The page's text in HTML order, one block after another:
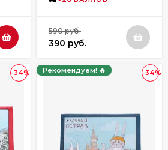
590 руб.
390 руб.
-34% -34%
Рекомендуем! 🔥